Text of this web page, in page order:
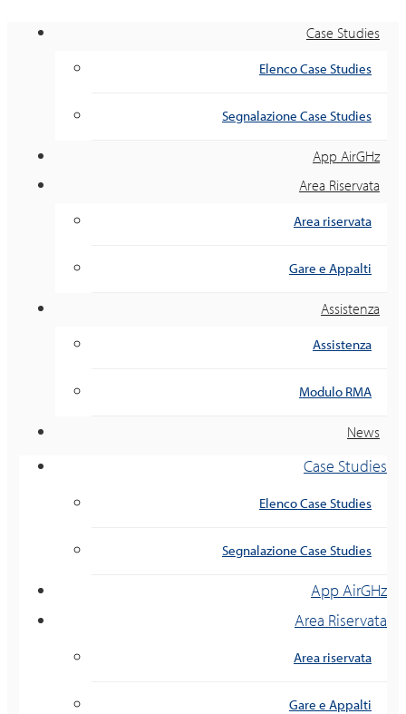
Case Studies
Elenco Case Studies
Segnalazione Case Studies
App AirGHz
Area Riservata
Area riservata
Gare e Appalti
Assistenza
Assistenza
Modulo RMA
News
Case Studies
Elenco Case Studies
Segnalazione Case Studies
App AirGHz
Area Riservata
Area riservata
Gare e Appalti